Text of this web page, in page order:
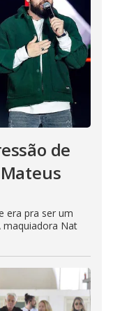
de
era pra ser um
maquiadora Nat